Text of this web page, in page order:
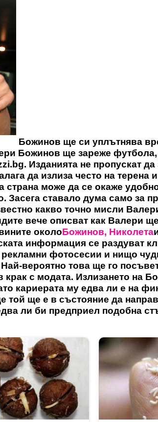
Божинов ще си уплътнява
Божинов ще зареже футбола,
Изданията не пропускат да
да излиза често на терена
страна може да се окаже
ставало дума само за
какво точно мисли
вече описват как Валери
околоБожинов, Николета
информация се раздуват
фотосесии и нищо
вероятно това ще го
крак с модата. Излизането на
кариерата му едва ли е на
ще е в състояние да
ли би предприел подобна